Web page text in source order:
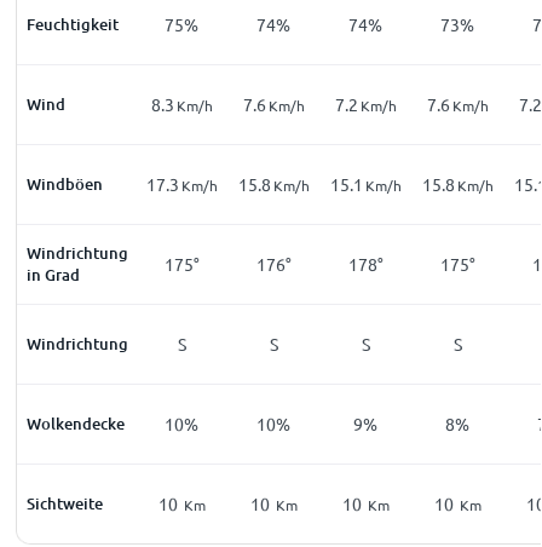
Feuchtigkeit 75% 74% 74% 73%
Wind 8.3 Km/h 7.6 Km/h 7.2 Km/h 7.6 Km/h 7.2
Windböen 17.3 Km/h 15.8 Km/h 15.1 Km/h 15.8 Km/h
Windrichtung
in Grad
175° 176° 178° 175°
Windrichtung S S S S
Wolkendecke 10% 10% 9% 8%
Sichtweite 10 Km 10 Km 10 Km 10 Km